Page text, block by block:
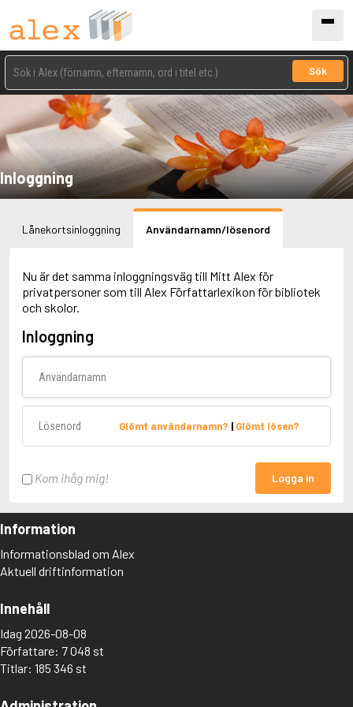
Sök
Inloggning
Lånekortsinloggning Användarnamn/lösenord
Nu är det samma inloggningsväg till Mitt Alex för
privatpersoner som till Alex Författarlexikon för bibliotek
och skolor.
Inloggning
Glömt användarnamn? | Glömt lösen?
Kom ihåg mig! Logga in
Information
Informationsblad om Alex
Aktuell driftinformation
Innehåll
Idag 2026-08-08
Författare: 7 048 st
Titlar: 185 346 st